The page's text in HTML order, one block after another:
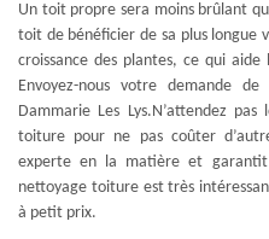
Un toit propre sera moins brûlant
toit de bénéficier de sa plus longue
croissance des plantes, ce qui aide
Envoyez-nous votre demande
Dammarie Les Lys.N’attendez
toiture pour ne pas coûter
experte en la matière et
nettoyage toiture est très
à petit prix.